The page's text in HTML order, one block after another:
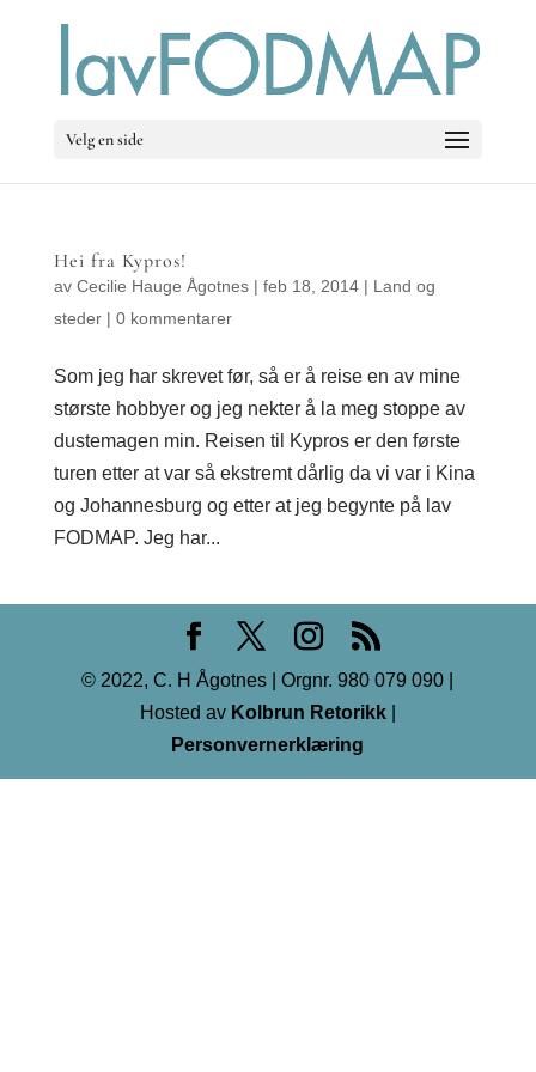
Velg en side
Hei fra Kypros!
av Cecilie Hauge Ågotnes| feb 18, 2014| Land og
steder| 0 kommentarer
Som jeg har skrevet før, så er å reise en av mine
største hobbyer og jeg nekter å la meg stoppe av
dustemagen min. Reisen til Kypros er den første
turen etter at var så ekstremt dårlig da vi var i Kina
og Johannesburg og etter at jeg begynte på lav
FODMAP. Jeg har...
© 2022, C. H Ågotnes | Orgnr. 980 079 090 |
Hosted avKolbrun Retorikk|
Personvernerklæring